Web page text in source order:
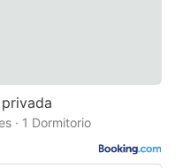
· 1 Dormitorio